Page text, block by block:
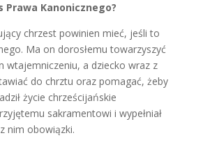
Prawa Kanonicznego?
chrzest powinien mieć, jeśli to
Ma on dorosłemu towarzyszyć
wtajemniczeniu, a dziecko wraz z
do chrztu oraz pomagać, żeby
życie chrześcijańskie
sakramentowi i wypełniał
nim obowiązki.